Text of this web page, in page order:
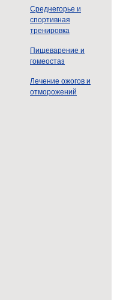
Среднегорье и
спортивная
тренировка
Пищеварение и
гомеостаз
Лечение ожогов и
отморожений